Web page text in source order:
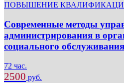
ПОВЫШЕНИЕ
Современные методы
администрирования в
социального обслуживания
72 час.
2500 руб.